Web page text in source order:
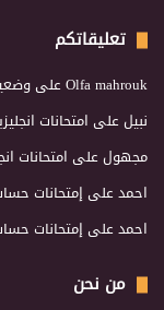
تعليقاتكم
Olfa mahroukعلى
نبيلعلى امتحانات
مجهولعلى امتحانات
احمدعلى إمتحانات
احمدعلى إمتحانات
من نحن